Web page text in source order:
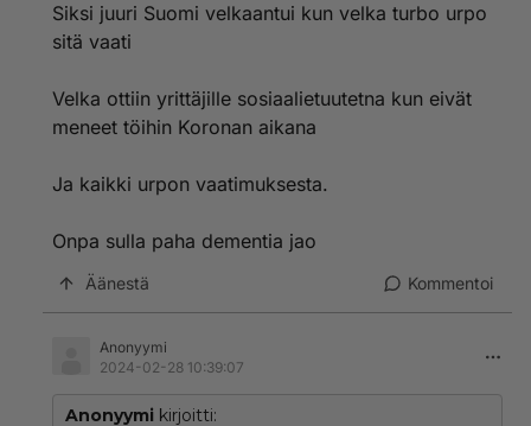
Siksi juuri Suomi velkaantui kun velka turbo urpo
sitä vaati
Velka ottiin yrittäjille sosiaalietuutetna kun eivät
meneet töihin Koronan aikana
Ja kaikki urpon vaatimuksesta.
Onpa sulla paha dementia jao
Äänestä Kommentoi
Anonyymi
2024-02-28 10:39:07
Anonyymi kirjoitti: